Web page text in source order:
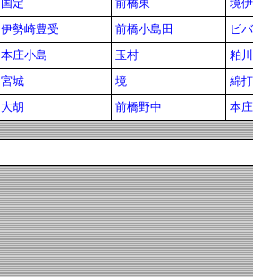
国定 前橋東
境
伊勢崎豊受 前橋小島田
ビ
本庄小島 玉村
粕川
宮城 境
綿打
大胡 前橋野中 本